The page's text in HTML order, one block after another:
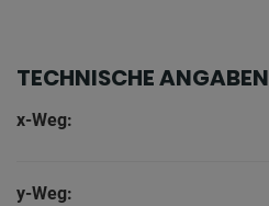
TECHNISCHE ANGABEN
x-Weg:
y-Weg: